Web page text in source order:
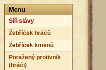
Menu
Síň slávy
Žebříček hráčů
Žebříček kmenů
Poražený protivník
(hráči)